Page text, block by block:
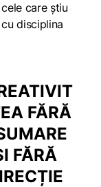
care știu
disciplina
FĂRĂ
FĂRĂ